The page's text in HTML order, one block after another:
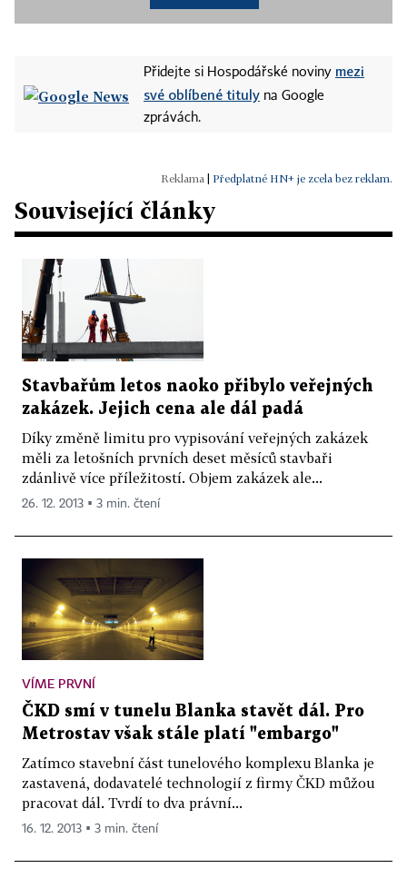
Přidejte si Hospodářské noviny mezi
své oblíbené tituly na Google
zprávách.
Předplatné HN+ je zcela bez reklam.
Související články
Stavbařům letos naoko přibylo veřejných
zakázek. Jejich cena ale dál padá
Díky změně limitu pro vypisování veřejných zakázek
měli za letošních prvních deset měsíců stavbaři
zdánlivě více příležitostí. Objem zakázek ale...
26. 12. 2013 ▪ 3 min. čtení
VÍME PRVNÍ
ČKD smí v tunelu Blanka stavět dál. Pro
Metrostav však stále platí "embargo"
Zatímco stavební část tunelového komplexu Blanka je
zastavená, dodavatelé technologií z firmy ČKD můžou
pracovat dál. Tvrdí to dva právní...
16. 12. 2013 ▪ 3 min. čtení